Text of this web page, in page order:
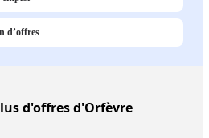
d’offres
d'offres d'Orfèvre